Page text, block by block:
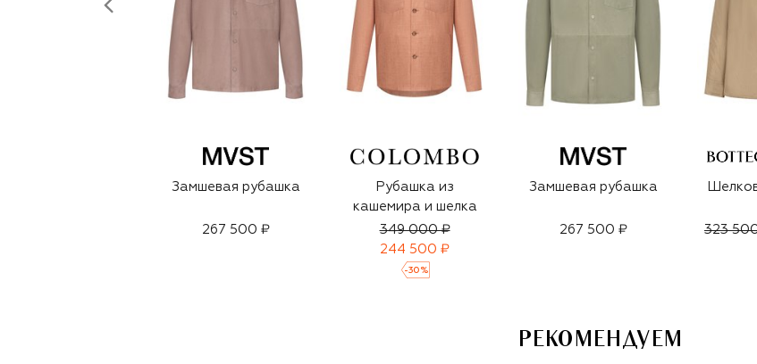
Замшевая рубашка
267 500 ₽
Рубашка из
кашемира и шелка
349 000 ₽
244 500 ₽
-30 %
Замшевая рубашка
267 500 ₽ 323
РЕКОМЕНДУЕМ